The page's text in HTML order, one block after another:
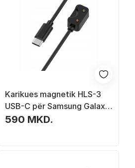
Karikues magnetik HLS-3
USB-C për Samsung Galaxy
Fit3, 1 m, i zi
590 MKD.